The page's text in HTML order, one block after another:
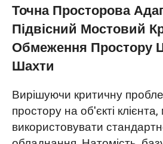
Точна Просторова
Підвісний Мостовий
Обмеження Простору
Шахти
Вирішуючи критичну
простору на об'єкті
використовувати